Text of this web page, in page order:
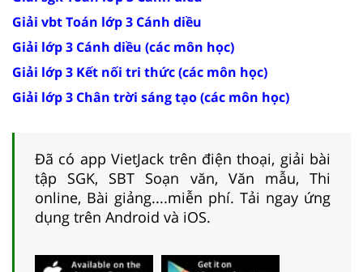
Giải vbt Toán lớp 3 Cánh diều
Giải lớp 3 Cánh diều (các môn học)
Giải lớp 3 Kết nối tri thức (các môn học)
Giải lớp 3 Chân trời sáng tạo (các môn học)
Đã có app VietJack trên điện thoại, giải bài
tập SGK, SBT Soạn văn, Văn mẫu, Thi
online, Bài giảng....miễn phí. Tải ngay ứng
dụng trên Android và iOS.